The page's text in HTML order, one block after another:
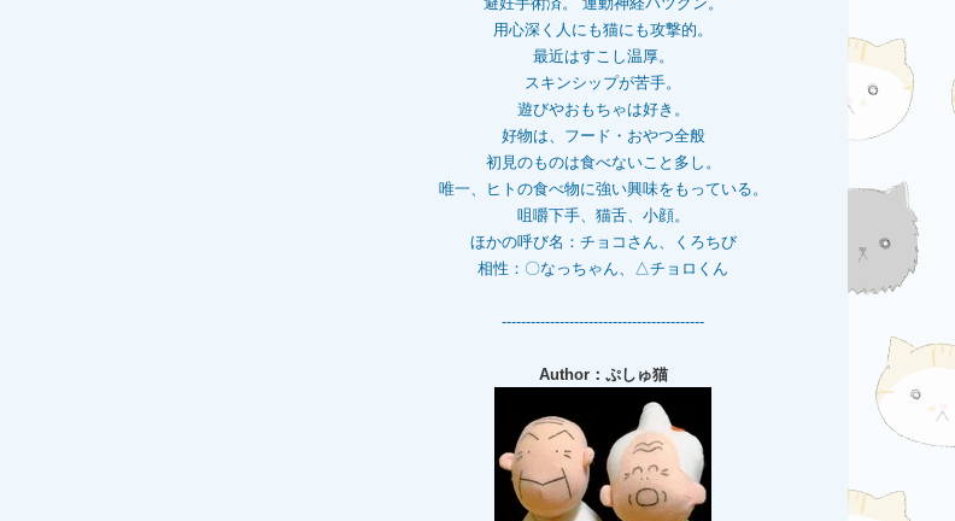
用心深く人にも猫にも攻撃的。
最近はすこし温厚。
スキンシップが苦手。
遊びやおもちゃは好き。
好物は、フード・おやつ全般
初見のものは食べないこと多し。
唯一、ヒトの食べ物に強い興味をもっている。
咀嚼下手、猫舌、小顔。
ほかの呼び名：チョコさん、くろちび
相性：〇なっちゃん、△チョロくん
------------------------------------------
Author：ぷしゅ猫